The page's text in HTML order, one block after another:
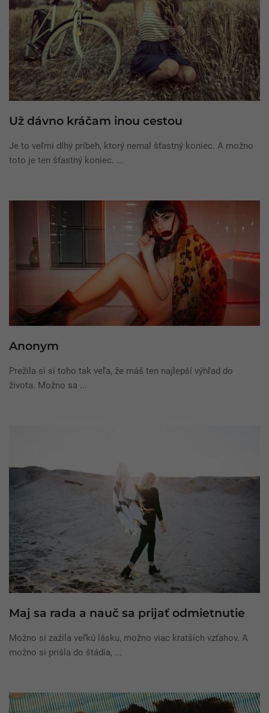
Už dávno kráčam inou cestou
Je to veľmi dlhý príbeh, ktorý nemal šťastný koniec. A možno
toto je ten šťastný koniec. ...
Anonym
Prežila si si toho tak veľa, že máš ten najlepší výhľad do
života. Možno sa ...
Maj sa rada a nauč sa prijať odmietnutie
Možno si zažila veľkú lásku, možno viac kratších vzťahov. A
možno si prišla do štádia, ...